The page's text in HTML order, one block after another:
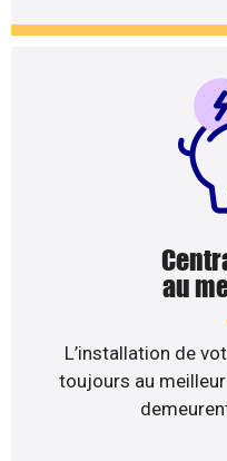
au
L’installation de
toujours au